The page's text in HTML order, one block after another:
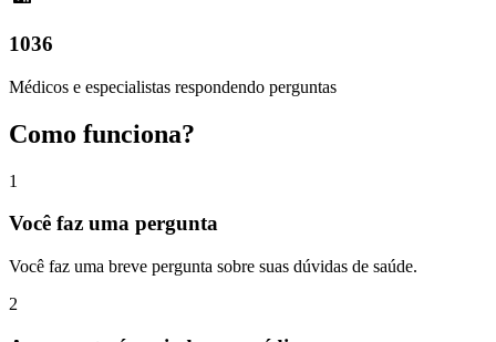
1036
Médicos e especialistas respondendo perguntas
Como funciona?
1
Você faz uma pergunta
Você faz uma breve pergunta sobre suas dúvidas de saúde.
2